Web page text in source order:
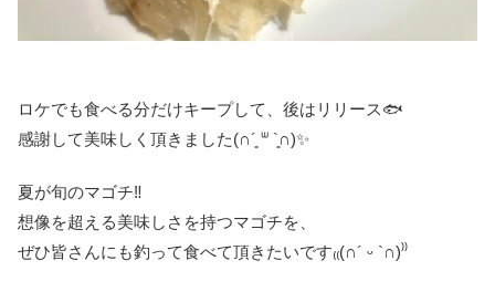
ロケでも食べる分だけキープして、後はリリース🐟
感謝して美味しく頂きました(∩´͈ ᐜ `͈∩)✨
夏が旬のマゴチ‼️
想像を超える美味しさを持つマゴチを、
ぜひ皆さんにも釣って食べて頂きたいです₍₍(∩´ ᵕ `∩)⁾⁾